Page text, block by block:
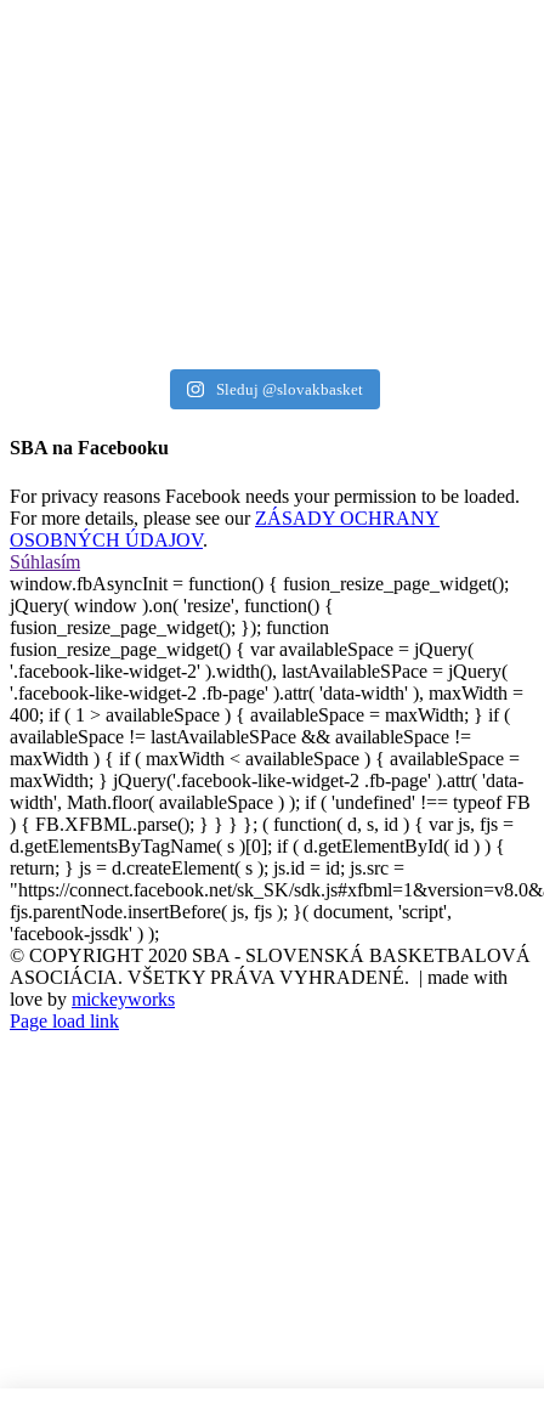
Sleduj @slovakbasket
SBA na Facebooku
For privacy reasons Facebook needs your permission to be loaded.
For more details, please see our ZÁSADY OCHRANY
OSOBNÝCH ÚDAJOV.
Súhlasím
window.fbAsyncInit = function() { fusion_resize_page_widget();
jQuery( window ).on( 'resize', function() {
fusion_resize_page_widget(); }); function
fusion_resize_page_widget() { var availableSpace = jQuery(
'.facebook-like-widget-2' ).width(), lastAvailableSPace = jQuery(
'.facebook-like-widget-2 .fb-page' ).attr( 'data-width' ), maxWidth =
400; if ( 1 > availableSpace ) { availableSpace = maxWidth; } if (
availableSpace != lastAvailableSPace && availableSpace !=
maxWidth ) { if ( maxWidth < availableSpace ) { availableSpace =
maxWidth; } jQuery('.facebook-like-widget-2 .fb-page' ).attr( 'data-
width', Math.floor( availableSpace ) ); if ( 'undefined' !== typeof FB
) { FB.XFBML.parse(); } } } }; ( function( d, s, id ) { var js, fjs =
d.getElementsByTagName( s )[0]; if ( d.getElementById( id ) ) {
return; } js = d.createElement( s ); js.id = id; js.src =
"https://connect.facebook.net/sk_SK/
fjs.parentNode.insertBefore( js, fjs ); }( document, 'script',
'facebook-jssdk' ) );
© COPYRIGHT 2020 SBA - SLOVENSKÁ BASKETBALOVÁ
ASOCIÁCIA. VŠETKY PRÁVA VYHRADENÉ. | made with
love by mickeyworks
Page load link